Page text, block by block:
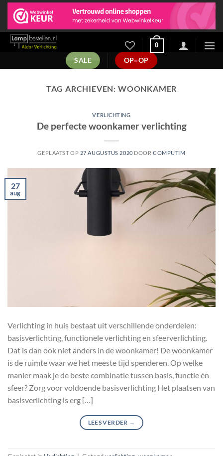
Ga
naar
inhoud
0
SALE OP=OP
TAG ARCHIEVEN: WOONKAMER
VERLICHTING
De perfecte woonkamer verlichting
GEPLAATST OP 27 AUGUSTUS 2020 DOORCOMPUTIM
27
aug
Verlichting in huis bestaat uit verschillende onderdelen:
basisverlichting, functionele verlichting en sfeerverlichting.
Dat is dan ook niet anders in de woonkamer! De woonkamer
is de ruimte waar we het meeste tijd spenderen. Op welke
manier maak je de beste combinatie tussen basis, functie én
sfeer? Zorg voor voldoende basisverlichting Het plaatsen van
basisverlichting is erg […]
LEES VERDER →